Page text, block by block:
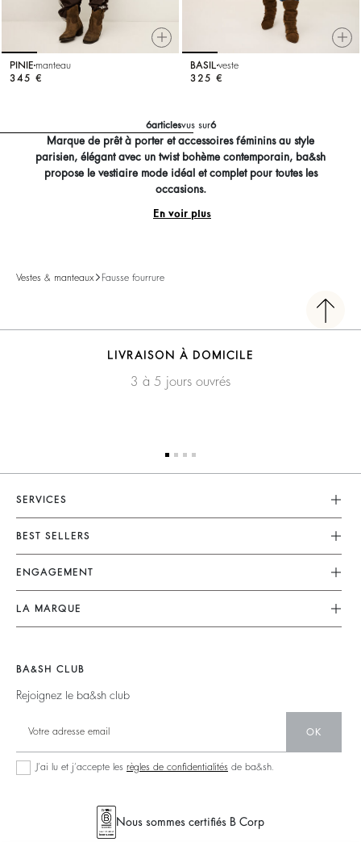
PINIE manteau
345 €
BASIL veste
325 €
6articlesvus sur6
Marque de prêt à porter et accessoires féminins au style
parisien, élégant avec un twist bohème contemporain, ba&sh
propose le vestiaire mode idéal et complet pour toutes les
occasions.
En voir plus
Vestes & manteaux Fausse fourrure
LIVRAISON À DOMICILE
3 à 5 jours ouvrés
SERVICES
Service Client
FAQ
Retouches & Réparations
accessibilité
BEST SELLERS
Robes
Combinaisons
Tops & Chemises
Pulls & Cardigans
Dos Nus
ENGAGEMENT
Nos Engagements
Planète
Partenaires
Circularité
Communauté
Collection Responsable
Seconde Main
LA MARQUE
Barbara & Sharon
125 Et Après
Nos Boutiques
BA&SH CLUB
Rejoignez le ba&sh club
OK
J’ai lu et j’accepte les règles de confidentialités de ba&sh.
Nous sommes certifiés B Corp